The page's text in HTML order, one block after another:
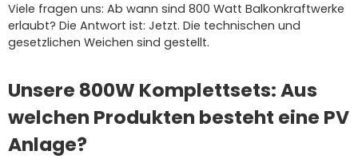
Viele fragen uns: Ab wann sind 800 Watt Balkonkraftwerke
erlaubt? Die Antwort ist: Jetzt. Die technischen und
gesetzlichen Weichen sind gestellt.
Unsere 800W Komplettsets: Aus
welchen Produkten besteht eine PV
Anlage?